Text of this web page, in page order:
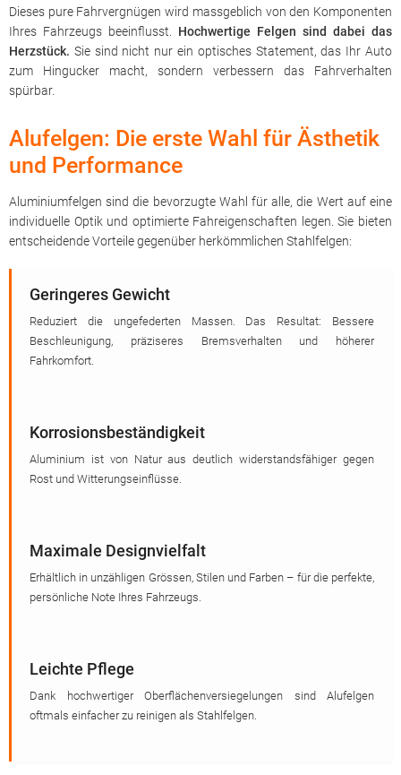
Dieses pure Fahrvergnügen wird massgeblich von den Komponenten
Ihres Fahrzeugs beeinflusst. Hochwertige Felgen sind dabei das
Herzstück. Sie sind nicht nur ein optisches Statement, das Ihr Auto
zum Hingucker macht, sondern verbessern das Fahrverhalten
spürbar.
Alufelgen: Die erste Wahl für Ästhetik
und Performance
Aluminiumfelgen sind die bevorzugte Wahl für alle, die Wert auf eine
individuelle Optik und optimierte Fahreigenschaften legen. Sie bieten
entscheidende Vorteile gegenüber herkömmlichen Stahlfelgen:
Geringeres Gewicht
Reduziert die ungefederten Massen. Das Resultat: Bessere
Beschleunigung, präziseres Bremsverhalten und höherer
Fahrkomfort.
Korrosionsbeständigkeit
Aluminium ist von Natur aus deutlich widerstandsfähiger gegen
Rost und Witterungseinflüsse.
Maximale Designvielfalt
Erhältlich in unzähligen Grössen, Stilen und Farben – für die perfekte,
persönliche Note Ihres Fahrzeugs.
Leichte Pflege
Dank hochwertiger Oberflächenversiegelungen sind Alufelgen
oftmals einfacher zu reinigen als Stahlfelgen.